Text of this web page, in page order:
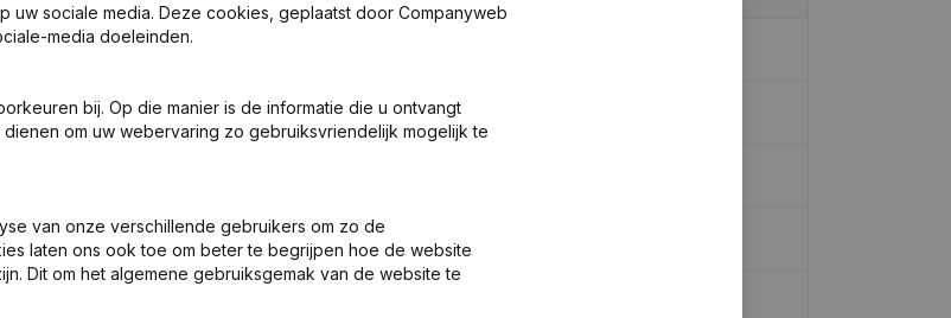
Wijzigingen, …) - Wijziging Juridische Vorm - Ontslagnemingen - Benoemingen
uw sociale media. Deze cookies, geplaatst door Companyweb
media doeleinden.
bij. Op die manier is de informatie die u ontvangt
om uw webervaring zo gebruiksvriendelijk mogelijk te
van onze verschillende gebruikers om zo de
laten ons ook toe om beter te begrijpen hoe de website
Dit om het algemene gebruiksgemak van de website te